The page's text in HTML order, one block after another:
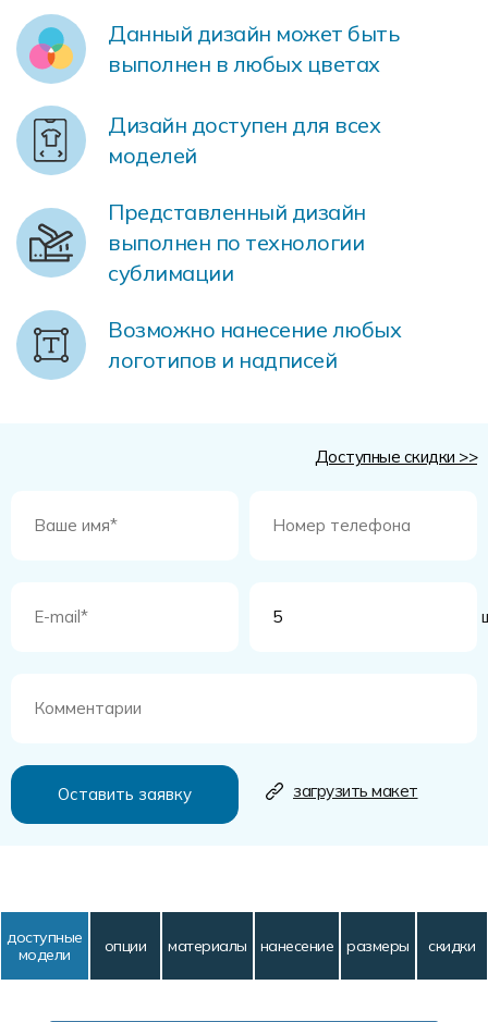
Данный дизайн может быть
выполнен в любых цветах
Дизайн доступен для всех
моделей
Представленный дизайн
выполнен по технологии
сублимации
Возможно нанесение любых
логотипов и надписей
Доступные скидки >>
загрузить макет
доступные
модели
опции материалы нанесение размеры скидки
Форма в наличии
Распродажа
Статьи
Реквизиты
Система скидок и наценок
Пользовательское соглашение
Доставка